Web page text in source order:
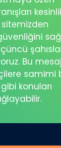
güvenliğini
Bu
samimi
konuları